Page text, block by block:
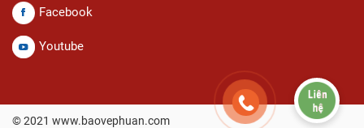
Facebook
Youtube
© 2021 www.baovephuan.com